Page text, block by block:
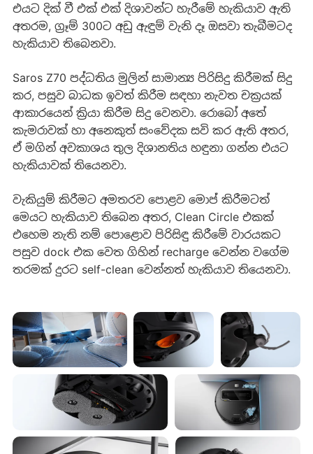
එයට දික් වී එක් එක් දිශාවන්ට හැරීමේ හැකියාව ඇති
අතරම, ග්‍රෑම් 300ට අඩු ඇඳුම් වැනි දෑ ඔසවා තැබීමටද
හැකියාව තිබෙනවා.
Saros Z70 පද්ධතිය මුලින් සාමාන්‍ය පිරිසිදු කිරීමක් සිදු
කර, පසුව බාධක ඉවත් කිරීම සඳහා නැවත චක්‍රයක්
ආකාරයෙන් ක්‍රියා කිරීම සිදු වෙනවා. රොබෝ අතේ
කැමරාවක් හා අනෙකුත් සංවේදක සවි කර ඇති අතර,
ඒ මගින් අවකාශය තුල දිශානතිය හඳුනා ගන්න එයට
හැකියාවක් තියෙනවා.
වැකියුම් කිරීමට අමතරව පොළව මොප් කිරීමටත්
මෙයට හැකියාව තිබෙන අතර, Clean Circle එකක්
එහෙම නැති නම් පොළොව පිරිසිඳු කිරීමේ වාරයකට
පසුව dock එක වෙත ගිහින් recharge වෙන්න වගේම
තරමක් දුරට self-clean වෙන්නත් හැකියාව තියෙනවා.